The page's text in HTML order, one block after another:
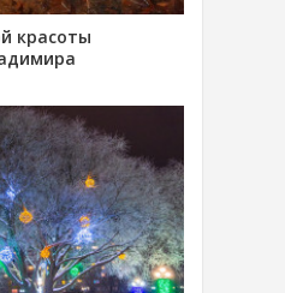
красоты